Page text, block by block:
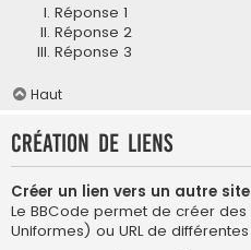
Réponse 1
Réponse 2
Réponse 3
Haut
Création de liens
Créer un lien vers un autre site
Le BBCode permet de créer
Uniformes) ou URL de